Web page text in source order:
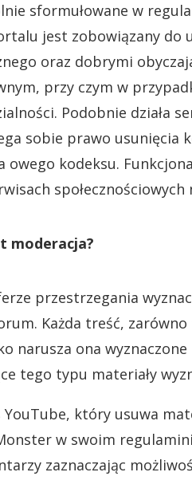
sformułowane w
jest zobowiązany do
oraz dobrymi
przy czym w
Podobnie działa
sobie prawo usunięcia
kodeksu.
społecznościowych
moderacja?
przestrzegania
Każda treść,
narusza ona
tego typu materiały
YouTube, który usuwa
w swoim
zaznaczając